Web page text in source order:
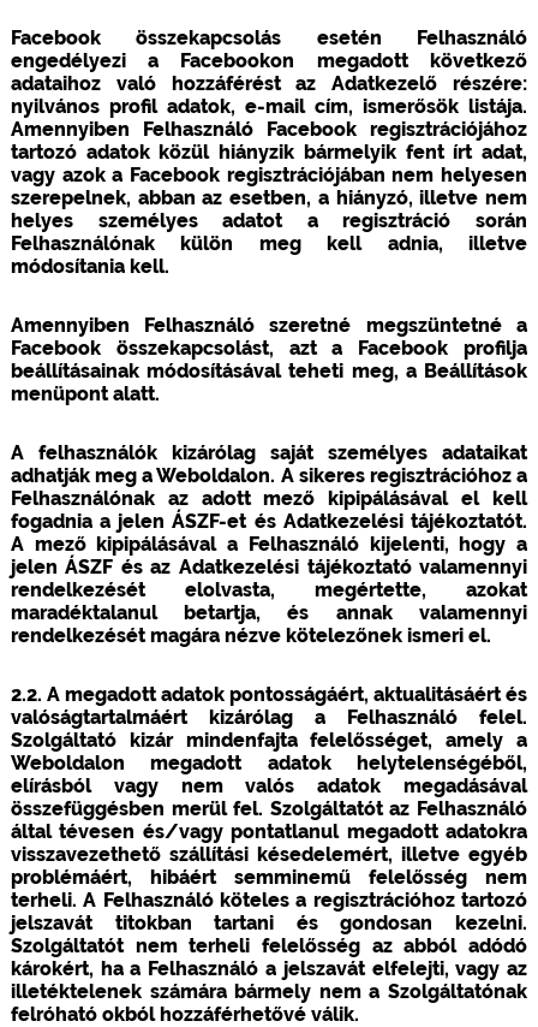
Facebook összekapcsolás esetén Felhasználó
engedélyezi a Facebookon megadott következő
adataihoz való hozzáférést az Adatkezelő részére:
nyilvános profil adatok, e-mail cím, ismerősök listája.
Amennyiben Felhasználó Facebook regisztrációjához
tartozó adatok közül hiányzik bármelyik fent írt adat,
vagy azok a Facebook regisztrációjában nem helyesen
szerepelnek, abban az esetben, a hiányzó, illetve nem
helyes személyes adatot a regisztráció során
Felhasználónak külön meg kell adnia, illetve
módosítania kell.
Amennyiben Felhasználó szeretné megszüntetné a
Facebook összekapcsolást, azt a Facebook profilja
beállításainak módosításával teheti meg, a Beállítások
menüpont alatt.
A felhasználók kizárólag saját személyes adataikat
adhatják meg a Weboldalon. A sikeres regisztrációhoz a
Felhasználónak az adott mező kipipálásával el kell
fogadnia a jelen ÁSZF-et és Adatkezelési tájékoztatót.
A mező kipipálásával a Felhasználó kijelenti, hogy a
jelen ÁSZF és az Adatkezelési tájékoztató valamennyi
rendelkezését elolvasta, megértette, azokat
maradéktalanul betartja, és annak valamennyi
rendelkezését magára nézve kötelezőnek ismeri el.
2.2. A megadott adatok pontosságáért, aktualitásáért és
valóságtartalmáért kizárólag a Felhasználó felel.
Szolgáltató kizár mindenfajta felelősséget, amely a
Weboldalon megadott adatok helytelenségéből,
elírásból vagy nem valós adatok megadásával
összefüggésben merül fel. Szolgáltatót az Felhasználó
által tévesen és/vagy pontatlanul megadott adatokra
visszavezethető szállítási késedelemért, illetve egyéb
problémáért, hibáért semminemű felelősség nem
terheli. A Felhasználó köteles a regisztrációhoz tartozó
jelszavát titokban tartani és gondosan kezelni.
Szolgáltatót nem terheli felelősség az abból adódó
károkért, ha a Felhasználó a jelszavát elfelejti, vagy az
illetéktelenek számára bármely nem a Szolgáltatónak
felróható okból hozzáférhetővé válik.